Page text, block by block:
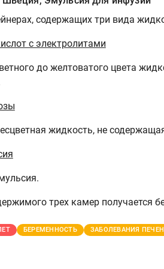
содержащих три вида
с электролитами
до желтоватого цвета
жидкость, не
трех камер получается
БЕРЕМЕННОСТЬ ЗАБОЛЕВАНИЯ